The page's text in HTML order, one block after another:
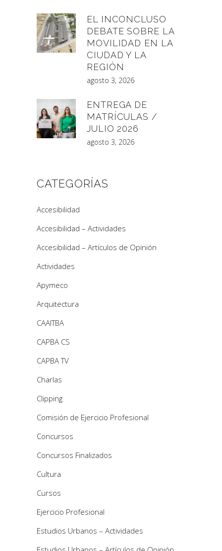
EL INCONCLUSO
DEBATE SOBRE LA
MOVILIDAD EN LA
CIUDAD Y LA
REGIÓN
agosto 3, 2026
ENTREGA DE
MATRÍCULAS /
JULIO 2026
agosto 3, 2026
CATEGORÍAS
Accesibilidad
Accesibilidad – Actividades
Accesibilidad – Artículos de Opinión
Actividades
Apymeco
Arquitectura
CAAITBA
CAPBA CS
CAPBA TV
Charlas
Clipping
Comisión de Ejercicio Profesional
Concursos
Concursos Finalizados
Cultura
Cursos
Ejercicio Profesional
Estudios Urbanos – Actividades